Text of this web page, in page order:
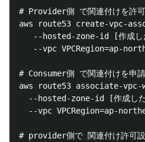
# Provider側 で関連付けを許可
aws route53 create-vpc-
--hosted-zone-id [作成し
--vpc VPCRegion=ap-
# Consumer側 で関連付けを申請
aws route53 associate-
--hosted-zone-id [作成し
--vpc VPCRegion=ap-
# provider側で 関連付け許可設